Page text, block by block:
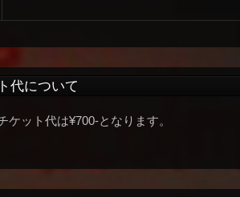
代について
ケット代は¥700-となります。